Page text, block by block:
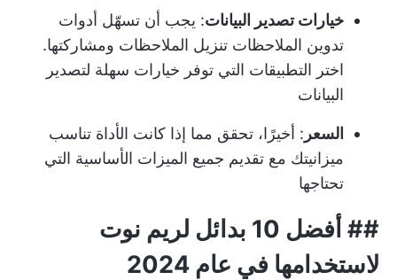
خيارات تصدير البيانات: يجب أن تسهّل أدوات
تدوين الملاحظات تنزيل الملاحظات ومشاركتها.
اختر التطبيقات التي توفر خيارات سهلة لتصدير
البيانات
السعر : أخيرًا، تحقق مما إذا كانت الأداة تناسب
ميزانيتك مع تقديم جميع الميزات الأساسية التي
تحتاجها
##
أفضل 10 بدائل لريم نوت
لاستخدامها في عام 2024